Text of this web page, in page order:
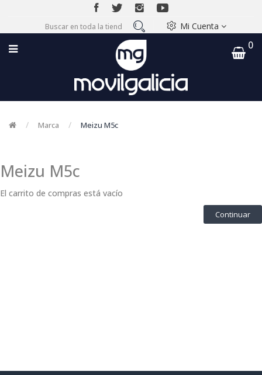
Mi Cuenta
0
Marca Meizu M5c
Meizu M5c
El carrito de compras está vacío
Continuar